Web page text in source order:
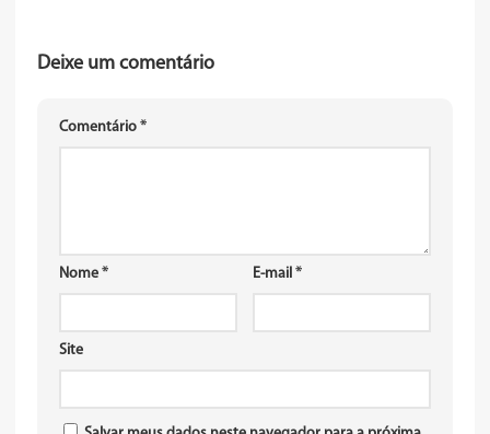
Deixe um comentário
Comentário *
Nome * E-mail *
Site